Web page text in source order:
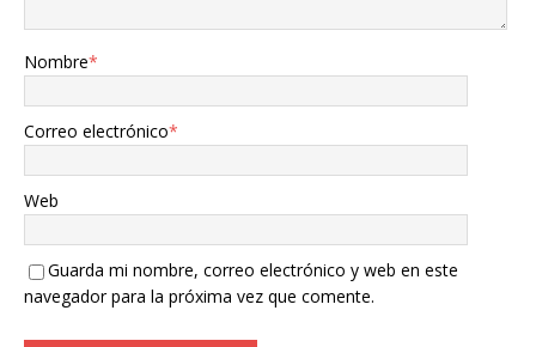
Nombre*
Correo electrónico*
Web
Guarda mi nombre, correo electrónico y web en este
navegador para la próxima vez que comente.